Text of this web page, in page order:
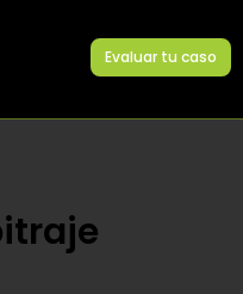
Evaluar tu caso